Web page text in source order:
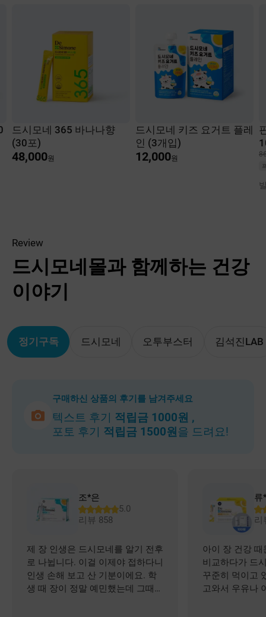
드시모네 365 바나나향
(30포)
48,000원
드시모네 키즈 요거트 플레
인 (3개입)
12,000원
Review
드시모네몰과 함께하는 건강
이야기
정기구독 드시모네 오투부스터 김석진LAB
구매하신 상품의 후기를 남겨주세요
텍스트 후기 적립금 1000원 ,
포토 후기 적립금 1500원을 드려요!
조*은
5.0
리뷰 858
제 장 인생은 드시모네를 알기 전후
로 나뉩니다. 이걸 이제야 접하다니
인생 손해 보고 산 기분이에요. 학
생 때 장이 정말 예민했는데 그때
류
리
아이 장 건강
비교하다가 드
꾸준히 먹이고
고와서 우유나